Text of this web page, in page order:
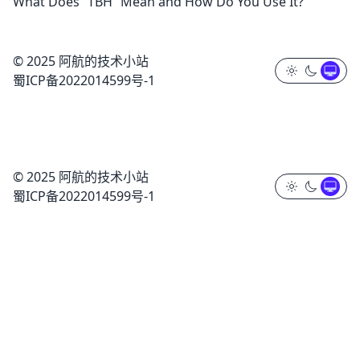
© 2025 阿航的技术小站
蜀ICP备2022014599号-1
© 2025 阿航的技术小站
蜀ICP备2022014599号-1